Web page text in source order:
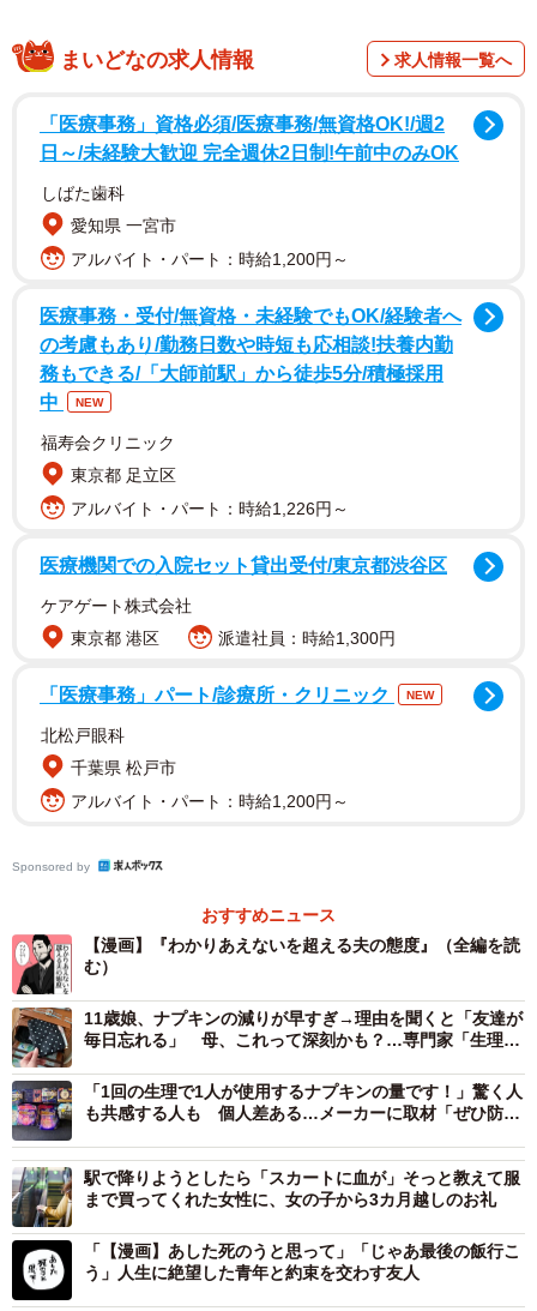
まいどなの求人情報 求人情報一覧へ
「医療事務」資格必須/医療事務/無資格OK!/週2
日～/未経験大歓迎 完全週休2日制!午前中のみOK
しばた歯科
愛知県 一宮市
アルバイト・パート：時給1,200円～
医療事務・受付/無資格・未経験でもOK/経験者へ
の考慮もあり/勤務日数や時短も応相談!扶養内勤
務もできる/「大師前駅」から徒歩5分/積極採用
中
NEW
福寿会クリニック
東京都 足立区
アルバイト・パート：時給1,226円～
医療機関での入院セット貸出受付/東京都渋谷区
ケアゲート株式会社
東京都 港区
派遣社員：時給1,300円
「医療事務」パート/診療所・クリニック NEW
北松戸眼科
千葉県 松戸市
アルバイト・パート：時給1,200円～
Sponsored by
おすすめニュース
【漫画】『わかりあえないを超える夫の態度』（全編を読
む）
11歳娘、ナプキンの減りが早すぎ→理由を聞くと「友達が
毎日忘れる」 母、これって深刻かも？…専門家「生理の
「1回の生理で1人が使用するナプキンの量です！」驚く人
も共感する人も 個人差ある…メーカーに取材「ぜひ防災
駅で降りようとしたら「スカートに血が」そっと教えて服
まで買ってくれた女性に、女の子から3カ月越しのお礼
「【漫画】あした死のうと思って」「じゃあ最後の飯行こ
う」人生に絶望した青年と約束を交わす友人